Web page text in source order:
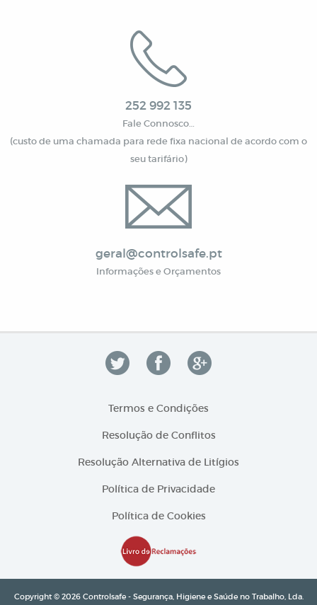
252 992 135
Fale Connosco…
(custo de uma chamada para rede fixa nacional de acordo com o
seu tarifário)
geral@controlsafe.pt
Informações e Orçamentos
Termos e Condições
Resolução de Conflitos
Resolução Alternativa de Litígios
Política de Privacidade
Política de Cookies
Copyright © 2026 Controlsafe - Segurança, Higiene e Saúde no Trabalho, Lda.